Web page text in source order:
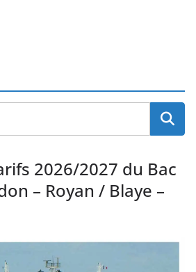
2026/2027 du Bac
– Royan / Blaye –